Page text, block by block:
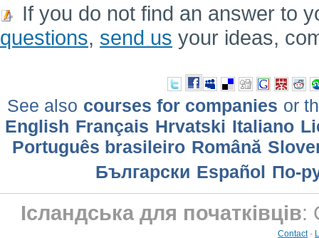
If you do not find an answer to
questions, send us your ideas,
See also courses for companies or
English Français Hrvatski Italiano
Português brasileiro Română
Български Еspañol По-
Ісландська для початківців:
Contact-